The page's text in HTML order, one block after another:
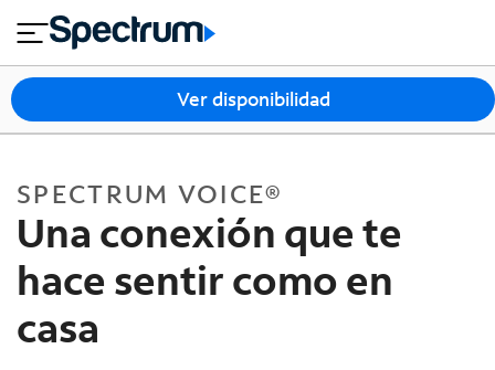
close
cian
s
n
t
e
r
n
t
M
vi
l
V
y
h
o
g
a
A
u
Ver disponibilidad
SPECTRUM VOICE®
Una conexión que te
hace sentir como en
casa